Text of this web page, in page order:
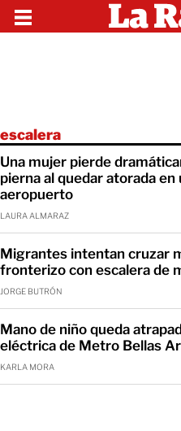
escalera
Una mujer pierde
pierna al quedar atorada en
aeropuerto
LAURA ALMARAZ
Migrantes intentan cruzar
fronterizo con escalera de
JORGE BUTRÓN
Mano de niño queda
eléctrica de Metro Bellas
KARLA MORA